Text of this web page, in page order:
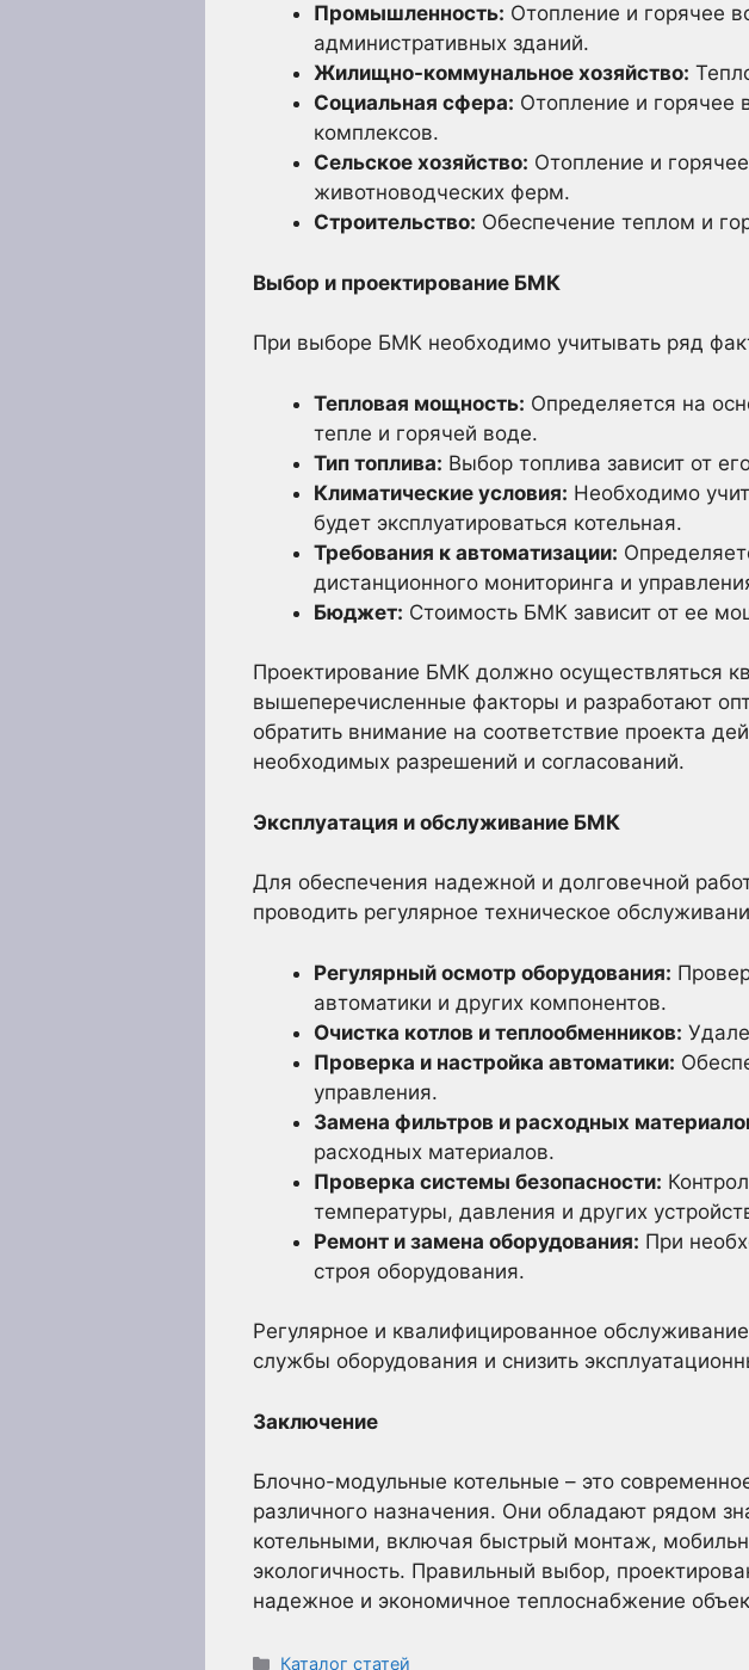
Промышленность: Отопление и горячее
административных зданий.
Жилищно-коммунальное хозяйство:
Социальная сфера: Отопление и горячее
комплексов.
Сельское хозяйство: Отопление и
животноводческих ферм.
Строительство: Обеспечение теплом и
Выбор и проектирование БМК
При выборе БМК необходимо учитывать ряд
Тепловая мощность: Определяется на
тепле и горячей воде.
Тип топлива: Выбор топлива зависит от
Климатические условия: Необходимо
будет эксплуатироваться котельная.
Требования к автоматизации:
дистанционного мониторинга и
Бюджет: Стоимость БМК зависит от ее
Проектирование БМК должно осуществляться
вышеперечисленные факторы и разработают
обратить внимание на соответствие проекта
необходимых разрешений и согласований.
Эксплуатация и обслуживание БМК
Для обеспечения надежной и долговечной
проводить регулярное техническое
Регулярный осмотр оборудования:
автоматики и других компонентов.
Очистка котлов и теплообменников:
Проверка и настройка автоматики:
управления.
Замена фильтров и расходных
расходных материалов.
Проверка системы безопасности:
температуры, давления и других
Ремонт и замена оборудования: При
строя оборудования.
Регулярное и квалифицированное
службы оборудования и снизить
Заключение
Блочно-модульные котельные – это
различного назначения. Они обладают рядом
котельными, включая быстрый монтаж,
экологичность. Правильный выбор,
надежное и экономичное теплоснабжение
Рубрики
Каталог статей